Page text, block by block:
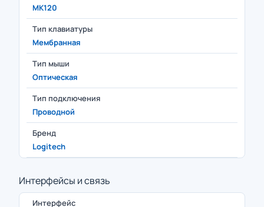
MK120
Тип клавиатуры
Мембранная
Тип мыши
Оптическая
Тип подключения
Проводной
Бренд
Logitech
Интерфейсы и связь
Интерфейс